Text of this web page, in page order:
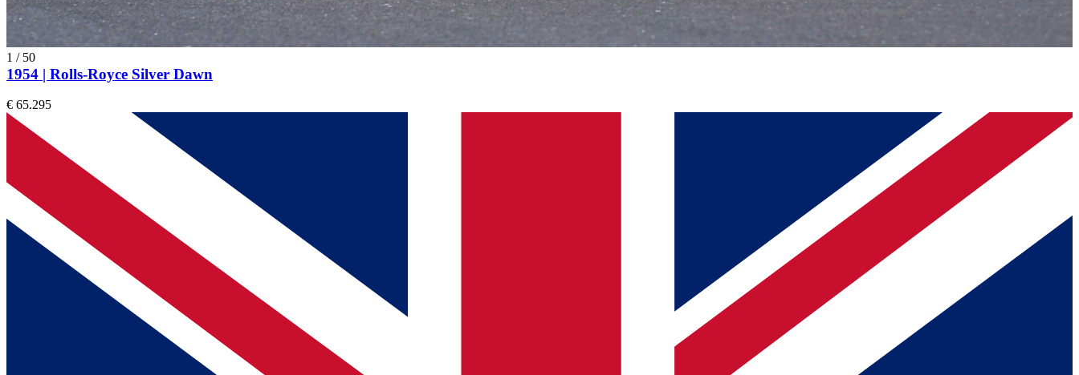
1 / 50
1954 | Rolls-Royce Silver Dawn
€ 65.295